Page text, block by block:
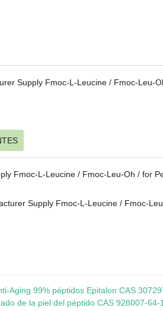
Aging 99% péptidos Epitalon CAS
de la piel del péptido CAS 928007-